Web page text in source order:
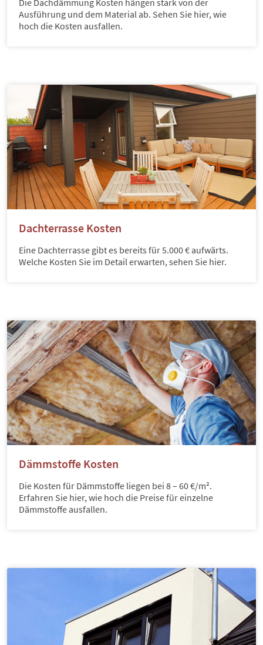
Die Dachdämmung Kosten hängen stark von der
Ausführung und dem Material ab. Sehen Sie hier, wie
hoch die Kosten ausfallen.
Dachterrasse Kosten
Eine Dachterrasse gibt es bereits für 5.000 € aufwärts.
Welche Kosten Sie im Detail erwarten, sehen Sie hier.
Dämmstoffe Kosten
Die Kosten für Dämmstoffe liegen bei 8 – 60 €/m².
Erfahren Sie hier, wie hoch die Preise für einzelne
Dämmstoffe ausfallen.